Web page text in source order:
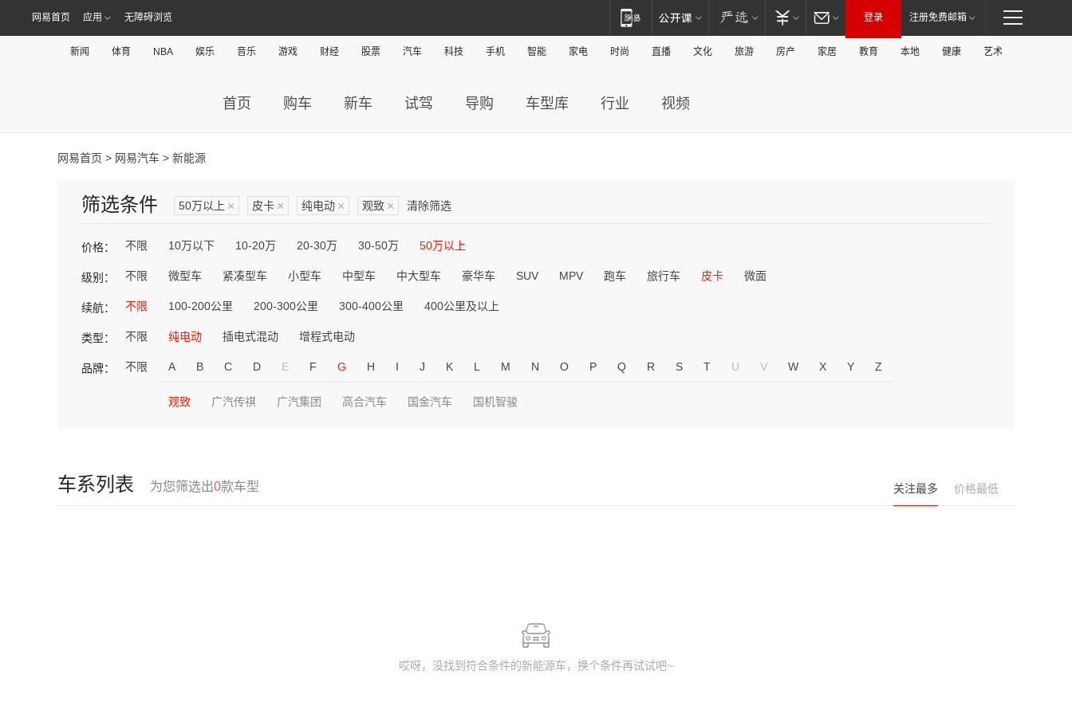
网易首页 应用 无障碍浏览 登录 注册免费邮箱
新闻 体育 NBA 娱乐 音乐 游戏 财经 股票 汽车 科技 手机 智能 家电 时尚 直播 文化 旅游 房产 家居 教育 本地 健康 艺术
首页 购车 新车 试驾 导购 车型库 行业 视频
网易首页 > 网易汽车 > 新能源
筛选条件 50万以上 × 皮卡 × 纯电动 × 观致 × 清除筛选
价格： 不限 10万以下 10-20万 20-30万 30-50万 50万以上
级别： 不限 微型车 紧凑型车 小型车 中型车 中大型车 豪华车 SUV MPV 跑车 旅行车 皮卡 微面
续航： 不限 100-200公里 200-300公里 300-400公里 400公里及以上
类型： 不限 纯电动 插电式混动 增程式电动
品牌： 不限 A B C D E F G H I J K L M N O P Q R S T U V W X Y Z
观致 广汽传祺 广汽集团 高合汽车 国金汽车 国机智骏
车系列表 为您筛选出0款车型 关注最多 价格最低
哎呀，没找到符合条件的新能源车，换个条件再试试吧~